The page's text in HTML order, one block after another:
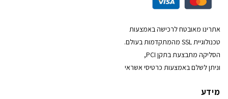
אתרינו מאובטח לרכישה באמצעות
טכנולוגיית SSL מהמתקדמות בעולם.
הסליקה מתבצעת בתקן PCI,
וניתן לשלם באמצעות כרטיסי אשראי
מידע